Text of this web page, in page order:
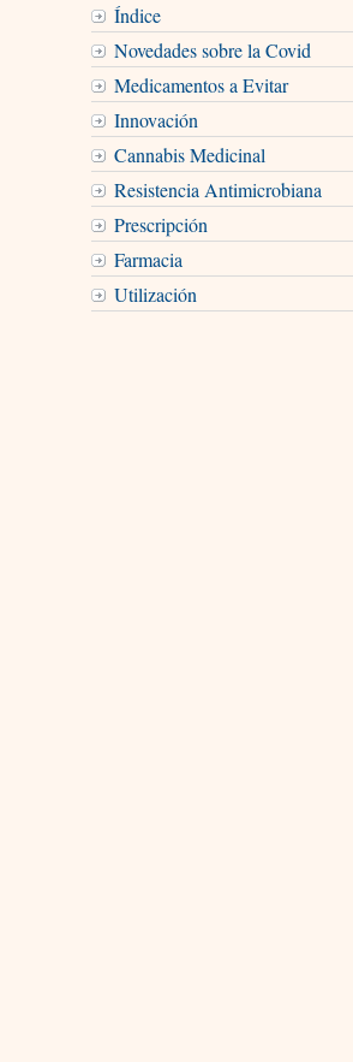
Índice
Novedades sobre la Covid
Medicamentos a Evitar
Innovación
Cannabis Medicinal
Resistencia Antimicrobiana
Prescripción
Farmacia
Utilización